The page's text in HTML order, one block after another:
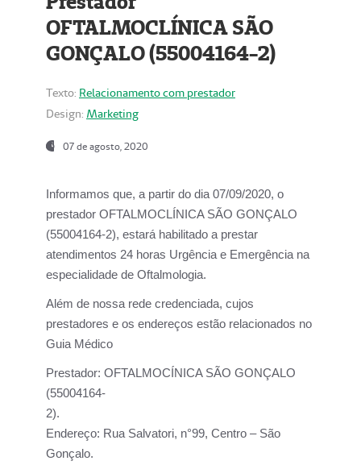
OFTALMOCLÍNICA SÃO
GONÇALO (55004164-2)
Texto: Relacionamento com prestador
Design: Marketing
07 de agosto, 2020
Informamos que, a partir do dia 07/09/2020, o
prestador OFTALMOCLÍNICA SÃO GONÇALO
(55004164-2), estará habilitado a prestar
atendimentos 24 horas Urgência e Emergência na
especialidade de Oftalmologia.
Além de nossa rede credenciada, cujos
prestadores e os endereços estão relacionados no
Guia Médico
Prestador: OFTALMOCÍNICA SÃO GONÇALO
(55004164-
2).
Endereço: Rua Salvatori, n°99, Centro – São
Gonçalo.